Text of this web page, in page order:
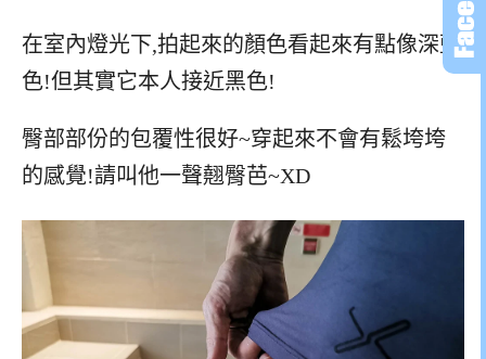
在室內燈光下,拍起來的顏色看起來有點像深藍
色!但其實它本人接近黑色!
臀部部份的包覆性很好~穿起來不會有鬆垮垮
的感覺!請叫他一聲翹臀芭~XD